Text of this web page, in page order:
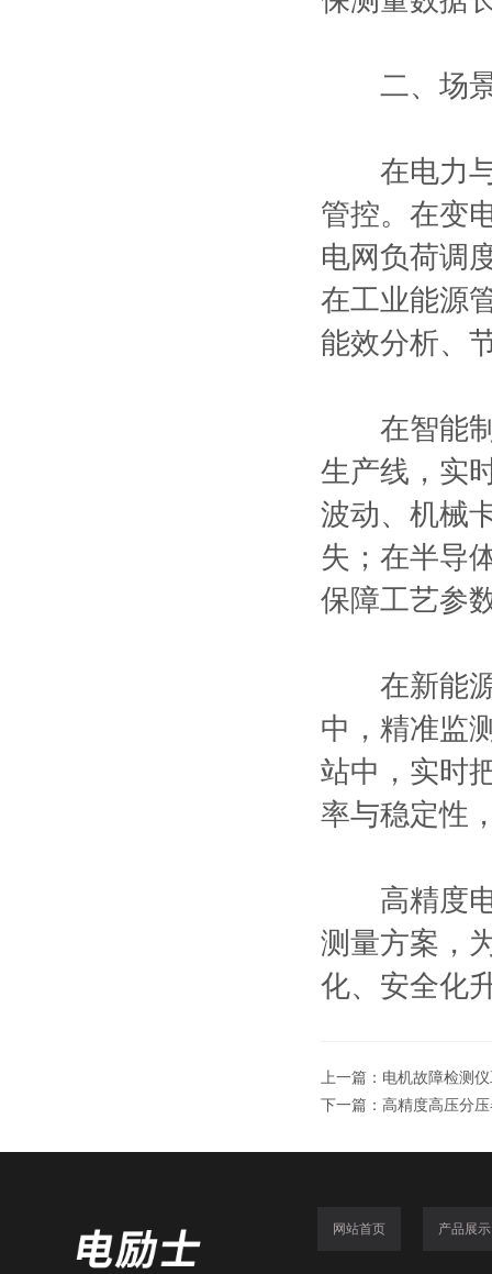
二、场景
在电力与
管控。在变
电网负荷调
在工业能源
能效分析、
在智能制
生产线，实
波动、机械
失；在半导
保障工艺参
在新能源
中，精准监
站中，实时
率与稳定性
高精度电
测量方案，
化、安全化
上一篇： 电机故障检测
下一篇： 高精度高压分
网站首页 产品展示